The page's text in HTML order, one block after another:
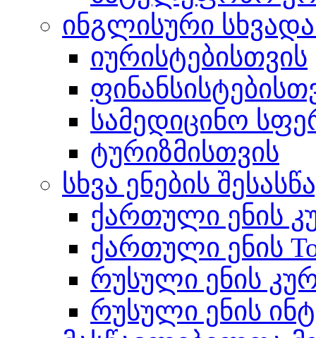
ინგლისური
იურისტებისთვის
სამედიცინო
ტურიზმისთვის
სხვა ენების
ქართული ენის
ქართული ენის
რუსული ენის
რუსული ენის